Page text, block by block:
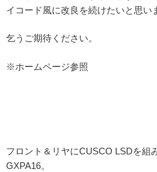
イコード風に改良を続けたいと思い
乞うご期待ください。
※ホームページ参照
フロント＆リヤにCUSCO LSDを組
GXPA16。